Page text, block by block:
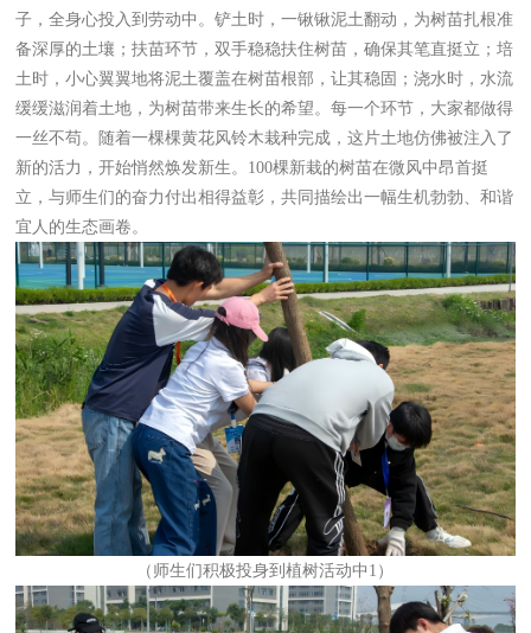
子，全身心投入到劳动中。铲土时，一锹锹泥土翻动，为树苗扎根准
备深厚的土壤；扶苗环节，双手稳稳扶住树苗，确保其笔直挺立；培
土时，小心翼翼地将泥土覆盖在树苗根部，让其稳固；浇水时，水流
缓缓滋润着土地，为树苗带来生长的希望。每一个环节，大家都做得
一丝不苟。随着一棵棵黄花风铃木栽种完成，这片土地仿佛被注入了
新的活力，开始悄然焕发新生。100棵新栽的树苗在微风中昂首挺
立，与师生们的奋力付出相得益彰，共同描绘出一幅生机勃勃、和谐
宜人的生态画卷。
（师生们积极投身到植树活动中1）